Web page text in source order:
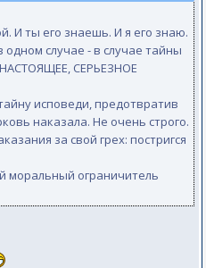
И ты его знаешь. И я его знаю.
случае - в случае тайны
НАСТОЯЩЕЕ, СЕРЬЕЗНОЕ
исповеди, предотвратив
наказала. Не очень строго.
за свой грех: постригся
моральный ограничитель